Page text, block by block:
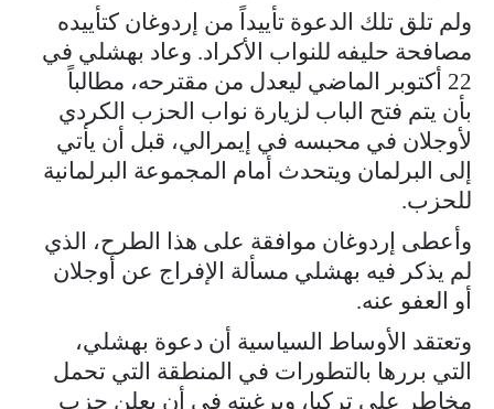
ولم تلق تلك الدعوة تأييداً من إردوغان كتأييده
مصافحة حليفه للنواب الأكراد. وعاد بهشلي في
22 أكتوبر الماضي ليعدل من مقترحه، مطالباً
بأن يتم فتح الباب لزيارة نواب الحزب الكردي
لأوجلان في محبسه في إيمرالي، قبل أن يأتي
إلى البرلمان ويتحدث أمام المجموعة البرلمانية
للحزب.
وأعطى إردوغان موافقة على هذا الطرح، الذي
لم يذكر فيه بهشلي مسألة الإفراج عن أوجلان
أو العفو عنه.
وتعتقد الأوساط السياسية أن دعوة بهشلي،
التي بررها بالتطورات في المنطقة التي تحمل
مخاطر على تركيا، وبرغبته في أن يعلن حزب